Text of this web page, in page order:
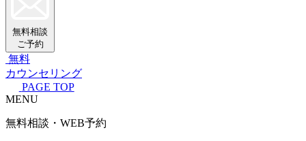
無料相談
ご予約
無料
カウンセリング
PAGE TOP
MENU
無料相談・WEB予約